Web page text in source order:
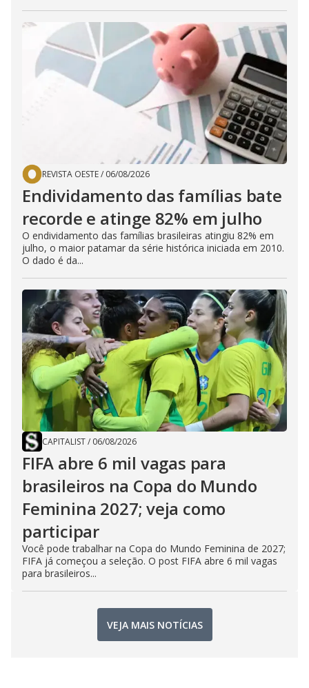
REVISTA OESTE/ 06/08/2026
Endividamento das famílias bate
recorde e atinge 82% em julho
O endividamento das famílias brasileiras atingiu 82% em
julho, o maior patamar da série histórica iniciada em 2010.
O dado é da...
CAPITALIST/ 06/08/2026
FIFA abre 6 mil vagas para
brasileiros na Copa do Mundo
Feminina 2027; veja como
participar
Você pode trabalhar na Copa do Mundo Feminina de 2027;
FIFA já começou a seleção. O post FIFA abre 6 mil vagas
para brasileiros...
VEJA MAIS NOTÍCIAS